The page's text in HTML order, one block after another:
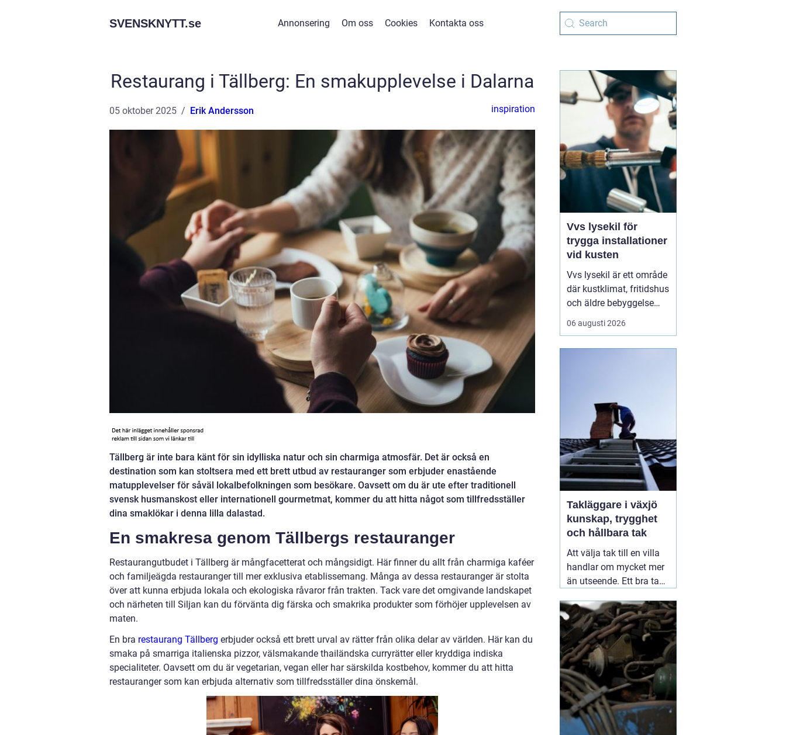
SVENSKNYTT.se Annonsering Om oss Cookies Kontakta oss
Restaurang i Tällberg: En smakupplevelse i Dalarna
05 oktober 2025 Erik Andersson inspiration
Tällberg är inte bara känt för sin idylliska natur och sin charmiga atmosfär. Det är också en
destination som kan stoltsera med ett brett utbud av restauranger som erbjuder enastående
matupplevelser för såväl lokalbefolkningen som besökare. Oavsett om du är ute efter traditionell
svensk husmanskost eller internationell gourmetmat, kommer du att hitta något som tillfredsställer
dina smaklökar i denna lilla dalastad.
En smakresa genom Tällbergs restauranger
Restaurangutbudet i Tällberg är mångfacetterat och mångsidigt. Här finner du allt från charmiga kaféer
och familjeägda restauranger till mer exklusiva etablissemang. Många av dessa restauranger är stolta
över att kunna erbjuda lokala och ekologiska råvaror från trakten. Tack vare det omgivande landskapet
och närheten till Siljan kan du förvänta dig färska och smakrika produkter som förhöjer upplevelsen av
maten.
En bra restaurang Tällberg erbjuder också ett brett urval av rätter från olika delar av världen. Här kan du
smaka på smarriga italienska pizzor, välsmakande thailändska curryrätter eller kryddiga indiska
specialiteter. Oavsett om du är vegetarian, vegan eller har särskilda kostbehov, kommer du att hitta
restauranger som kan erbjuda alternativ som tillfredsställer dina önskemål.
Vvs lysekil för
trygga installationer
vid kusten
Vvs lysekil är ett område
där kustklimat, fritidshus
och äldre bebyggelse
ställer extra höga krav
på rörarbeten,
av återkommande
säsongsproblem, akuta
läckage och behov...
06 augusti 2026
Takläggare i växjö
kunskap, trygghet
och hållbara tak
Att välja tak till en villa
handlar om mycket mer
än utseende. Ett bra tak
snö, blåst och fukt, och
påverkar både
inomhusklimat och
ekonomi. I en stad med
skiftande väder som
Växjö blir valet av
material, utförande05
augusti 2026